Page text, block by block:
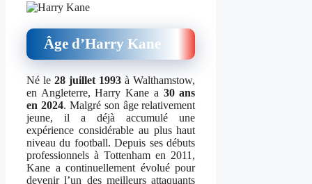
Âge d’Harry Kane
Né le28 juillet 1993 à Walthamstow,
en Angleterre, Harry Kane a 30 ans
en 2024. Malgré son âge relativement
jeune, il a déjà accumulé une
expérience considérable au plus haut
niveau du football. Depuis ses débuts
professionnels à Tottenham en 2011,
Kane a continuellement évolué pour
devenir l’un des meilleurs attaquants